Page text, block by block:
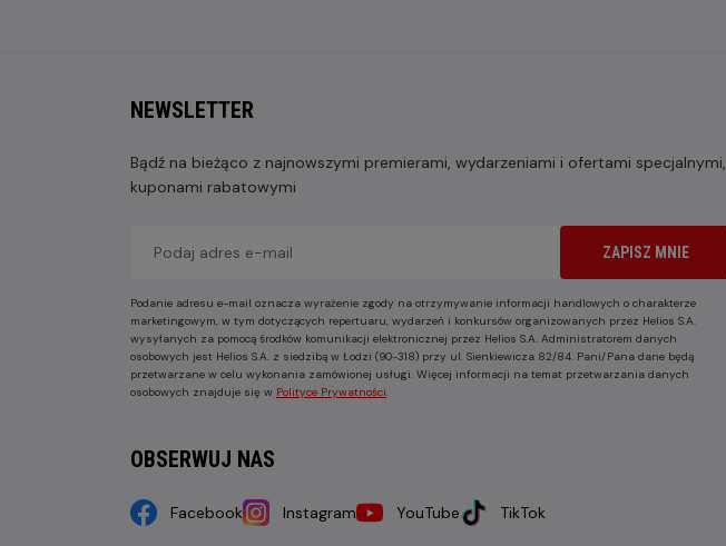
NEWSLETTER
Bądź na bieżąco z najnowszymi premierami, wydarzeniami i ofertami specjalnymi,
kuponami rabatowymi
ZAPISZ MNIE
Podanie adresu e-mail oznacza wyrażenie zgody na otrzymywanie informacji handlowych o charakterze
marketingowym, w tym dotyczących repertuaru, wydarzeń i konkursów organizowanych przez Helios S.A.
wysyłanych za pomocą środków komunikacji elektronicznej przez Helios S.A. Administratorem danych
osobowych jest Helios S.A. z siedzibą w Łodzi (90-318) przy ul. Sienkiewicza 82/84. Pani/Pana dane będą
przetwarzane w celu wykonania zamówionej usługi. Więcej informacji na temat przetwarzania danych
osobowych znajduje się w Polityce Prywatności.
OBSERWUJ NAS
Facebook Instagram YouTube TikTok